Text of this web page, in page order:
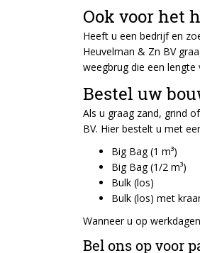
Ook voor het
Heeft u een bedrijf en
Heuvelman & Zn BV
weegbrug die een
Bestel uw
Als u graag zand, grind
BV. Hier bestelt u met
Big Bag (1 m³)
Big Bag (1/2 m³)
Bulk (los)
Bulk (los) met
Wanneer u op
Bel ons op voor